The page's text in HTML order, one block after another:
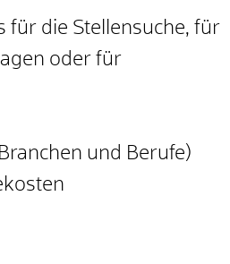
für die Stellensuche, für
oder für
und Berufe)